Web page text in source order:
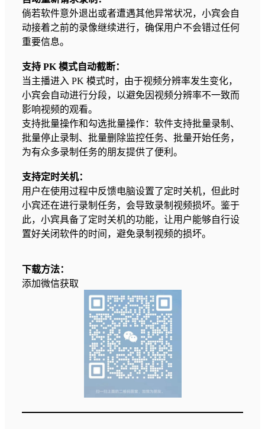
倘若软件意外退出或者遭遇其他异常状况，小宾会自
动接着之前的录像继续进行，确保用户不会错过任何
重要信息。
支持 PK 模式自动截断：
当主播进入 PK 模式时，由于视频分辨率发生变化，
小宾会自动进行分段，以避免因视频分辨率不一致而
影响视频的观看。
支持批量操作和勾选批量操作：软件支持批量录制、
批量停止录制、批量删除监控任务、批量开始任务，
为有众多录制任务的朋友提供了便利。
支持定时关机：
用户在使用过程中反馈电脑设置了定时关机，但此时
小宾还在进行录制任务，会导致录制视频损坏。鉴于
此，小宾具备了定时关机的功能，让用户能够自行设
置好关闭软件的时间，避免录制视频的损坏。
下载方法：
添加微信获取